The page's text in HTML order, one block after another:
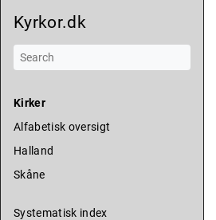
Kyrkor.dk
Kirker
Alfabetisk oversigt
Halland
Skåne
Systematisk index